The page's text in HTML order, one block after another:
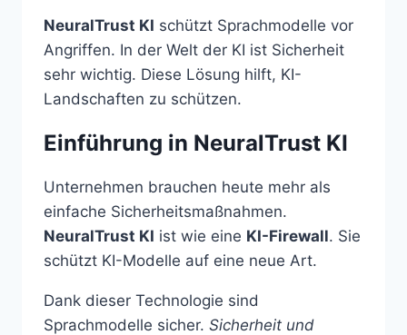
NeuralTrust KI schützt Sprachmodelle vor
Angriffen. In der Welt der KI ist Sicherheit
sehr wichtig. Diese Lösung hilft, KI-
Landschaften zu schützen.
Einführung in NeuralTrust KI
Unternehmen brauchen heute mehr als
einfache Sicherheitsmaßnahmen.
NeuralTrust KI ist wie eine KI-Firewall. Sie
schützt KI-Modelle auf eine neue Art.
Dank dieser Technologie sind
Sprachmodelle sicher. Sicherheit und